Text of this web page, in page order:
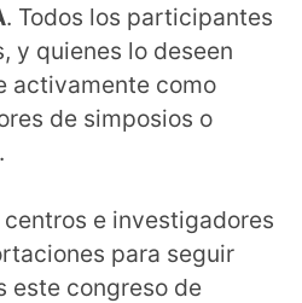
. Todos los participantes
y quienes lo deseen
activamente como
de simposios o
e investigadores
para seguir
este congreso de